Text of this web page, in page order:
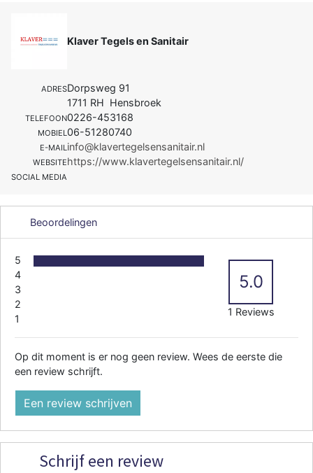
Klaver Tegels en Sanitair
ADRESDorpsweg 91
1711 RH Hensbroek
TELEFOON0226-453168
MOBIEL06-51280740
E-MAILinfo@klavertegelsensanitair.nl
WEBSITEhttps://www.klavertegelsensanitair.nl/
SOCIAL MEDIA
Beoordelingen
5
4
3
2
1
5.0
1 Reviews
Op dit moment is er nog geen review. Wees de eerste die
een review schrijft.
Een review schrijven
Schrijf een review